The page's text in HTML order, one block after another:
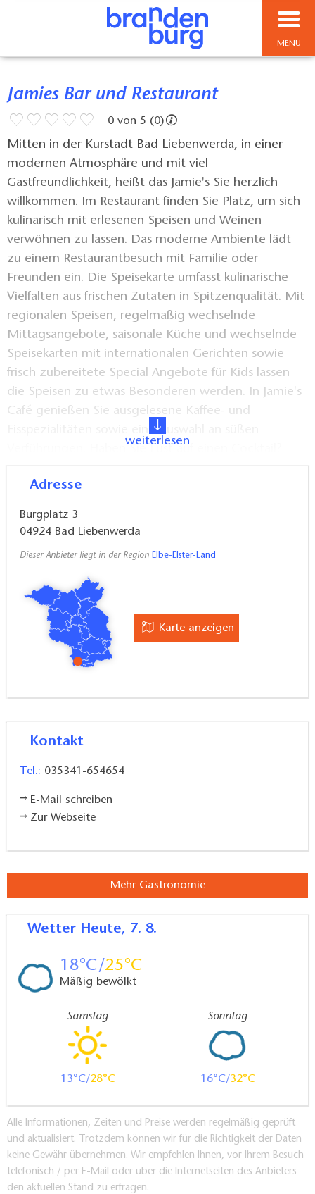
MENÜ
Jamies Bar und Restaurant
0 von 5 (0)
Mitten in der Kurstadt Bad Liebenwerda, in einer
modernen Atmosphäre und mit viel
Gastfreundlichkeit, heißt das Jamie's Sie herzlich
willkommen. Im Restaurant finden Sie Platz, um sich
kulinarisch mit erlesenen Speisen und Weinen
verwöhnen zu lassen. Das moderne Ambiente lädt
zu einem Restaurantbesuch mit Familie oder
Freunden ein. Die Speisekarte umfasst kulinarische
Vielfalten aus frischen Zutaten in Spitzenqualität. Mit
regionalen Speisen, regelmaßig wechselnde
Mittagsangebote, saisonale Küche und wechselnde
Speisekarten mit internationalen Gerichten sowie
frisch zubereitete Special Angebote für Kids lassen
die Speisen zu etwas Besonderen werden. In Jamie's
Café genießen Sie ausgelesene Kaffee- und
Eisspezialitäten sowie eine Auswahl an süßen
ausklingen. Sowohl klassische Cocktails wie auch
besten Spirituosen gezaubert. Auch ein kühles Bier,
weiterlesen
Adresse
Burgplatz 3
04924 Bad Liebenwerda
Dieser Anbieter liegt in der Region Elbe-Elster-Land
Karte anzeigen
Kontakt
Tel.: 035341-654654
E-Mail schreiben
Zur Webseite
Mehr Gastronomie
Wetter Heute, 7. 8.
18 25
Mäßig bewölkt
Samstag
13 28
Sonntag
16 32
Alle Informationen, Zeiten und Preise werden regelmäßig geprüft
und aktualisiert. Trotzdem können wir für die Richtigkeit der Daten
keine Gewähr übernehmen. Wir empfehlen Ihnen, vor Ihrem Besuch
telefonisch / per E-Mail oder über die Internetseiten des Anbieters
den aktuellen Stand zu erfragen.